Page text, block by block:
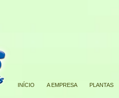
INÍCIO A EMPRESA PLANTAS